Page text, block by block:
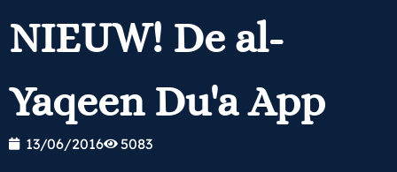
NIEUW! De al-
Yaqeen Du'a App
13/06/2016 5083